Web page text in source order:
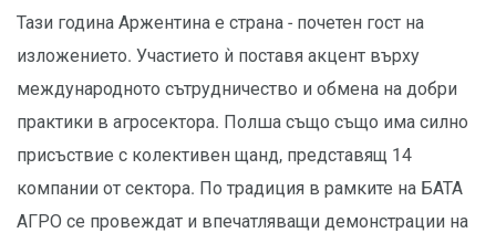
Тази година Аржентина е страна - почетен гост на
изложението. Участието ѝ поставя акцент върху
международното сътрудничество и обмена на добри
практики в агросектора. Полша също също има силно
присъствие с колективен щанд, представящ 14
компании от сектора. По традиция в рамките на БАТА
АГРО се провеждат и впечатляващи демонстрации на